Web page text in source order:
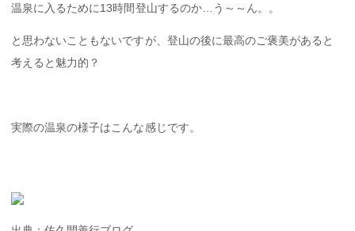
温泉に入るために13時間登山するのか…う～～ん。。
と思わないこともないですが、登山の後に最高のご褒美があると
考えると魅力的？
実際の温泉の様子はこんな感じです。